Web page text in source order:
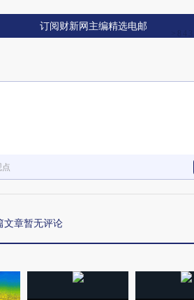
订阅财新网主编精选电邮
文章暂无评论